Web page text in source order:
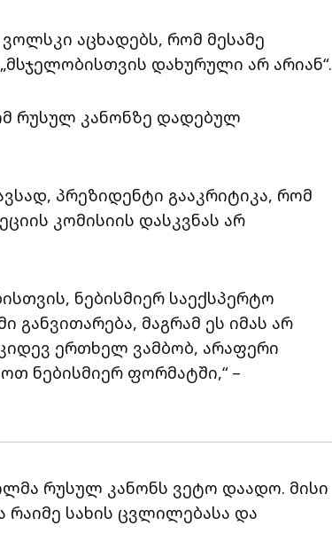
აცხადებს, რომ მესამე
დახურული არ არიან“.
რუსულ კანონზე დადებულ
პრეზიდენტი გააკრიტიკა, რომ
კომისიის დასკვნას არ
ნებისმიერ საექსპერტო
მაგრამ ეს იმას არ
ერთხელ ვამბობ, არაფერი
ნებისმიერ ფორმატში,“ –
რუსულ კანონს ვეტო დაადო. მისი
რაიმე სახის ცვლილებასა და